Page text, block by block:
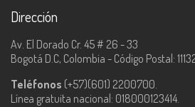
Dirección
Av. El Dorado Cr. 45 # 26 - 33
Bogotá D.C, Colombia - Código Postal:
Teléfonos (+57)(601) 2200700.
Línea gratuita nacional: 018000123414.